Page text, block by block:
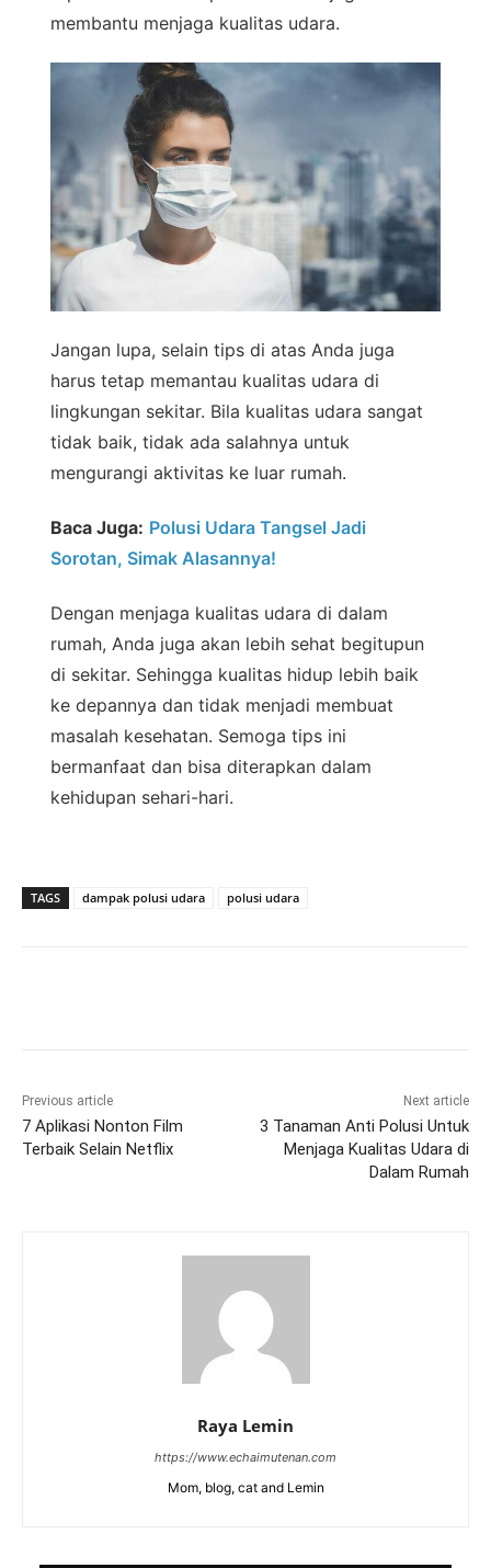
membantu menjaga kualitas udara.
Jangan lupa, selain tips di atas Anda juga
harus tetap memantau kualitas udara di
lingkungan sekitar. Bila kualitas udara sangat
tidak baik, tidak ada salahnya untuk
mengurangi aktivitas ke luar rumah.
Baca Juga: Polusi Udara Tangsel Jadi
Sorotan, Simak Alasannya!
Dengan menjaga kualitas udara di dalam
rumah, Anda juga akan lebih sehat begitupun
di sekitar. Sehingga kualitas hidup lebih baik
ke depannya dan tidak menjadi membuat
masalah kesehatan. Semoga tips ini
bermanfaat dan bisa diterapkan dalam
kehidupan sehari-hari.
TAGS dampak polusi udara polusi udara
Previous article
7 Aplikasi Nonton Film
Terbaik Selain Netflix
Next article
3 Tanaman Anti Polusi Untuk
Menjaga Kualitas Udara di
Dalam Rumah
Raya Lemin
https://www.echaimutenan.com
Mom, blog, cat and Lemin